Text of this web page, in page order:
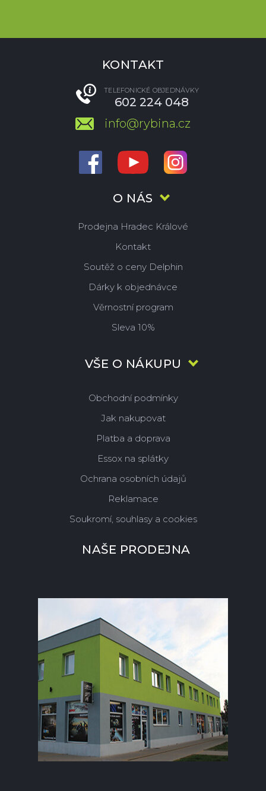
O NÁS
Prodejna Hradec Králové
Kontakt
Soutěž o ceny Delphin
Dárky k objednávce
Věrnostní program
Sleva 10%
VŠE O NÁKUPU
Obchodní podmínky
Jak nakupovat
Platba a doprava
Essox na splátky
Ochrana osobních údajů
Reklamace
Soukromí, souhlasy a cookies
KONTAKT
TELEFONICKÉ OBJEDNÁVKY
602 224 048
info@rybina.cz
NAŠE PRODEJNA